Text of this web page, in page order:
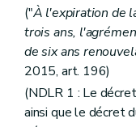
("À l'expiration de
trois ans,
de six ans
2015, art. 196)
(NDLR 1 : Le
ainsi que le décret